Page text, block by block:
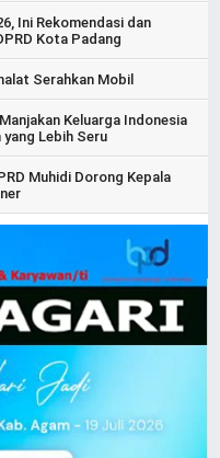
Ini Rekomendasi dan
Kota Padang
Serahkan Mobil
Keluarga Indonesia
Lebih Seru
Muhidi Dorong Kepala